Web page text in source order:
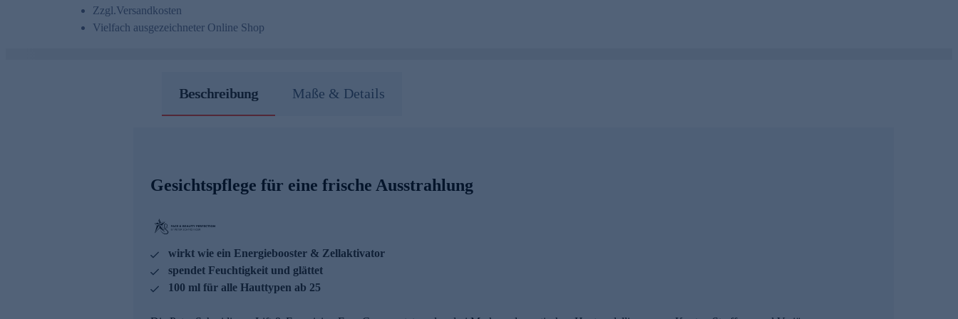
Zzgl.Versandkosten
Vielfach ausgezeichneter Online Shop
Beschreibung Maße & Details
Gesichtspflege für eine frische Ausstrahlung
wirkt wie ein Energiebooster & Zellaktivator
spendet Feuchtigkeit und glättet
100 ml für alle Hauttypen ab 25